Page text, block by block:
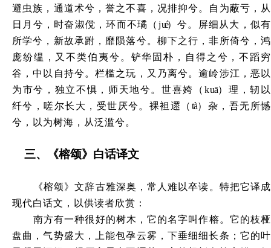
避虫族，通道术兮，誉之不喜，况排抑兮。自为蔽亏，从
日月兮，时奋淑傥，环而不璚（ jué）兮。屏细从大，似有
所学兮，新故承跗，靡陨落兮。柳下之行，非所倚兮，鸿
庞纷缊，又不类伯夷兮。铲华固朴，自得之兮，不蹈穷
谷，中以自持兮。栏槛之玩，又乃离兮。逾岭涉江，恶以
为市兮，独立不惧，师天地兮。世喜姱（ kuā）理，轫以
纤兮，嗟尔长大，受世厌兮。裸袒遝（ tà）杂，吾无所憾
兮，以为树海，从泛滥兮。
三、 《榕颂》白话译文
《榕颂》文辞古雅深奥，常人难以卒读。特把它译成
现代白话文，以供读者欣赏：
南方有一种很好的树木，它的名字叫作榕。它的枝桠
盘曲，气势盛大，上能包孕云雾，下垂细细长条；它的叶